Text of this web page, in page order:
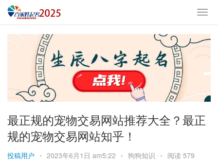
最正规的宠物交易网站推荐大全？最正
规的宠物交易网站知乎！
投稿用户 • 2023年6月1日 am5:22 • 狗狗知识 • 阅读 579